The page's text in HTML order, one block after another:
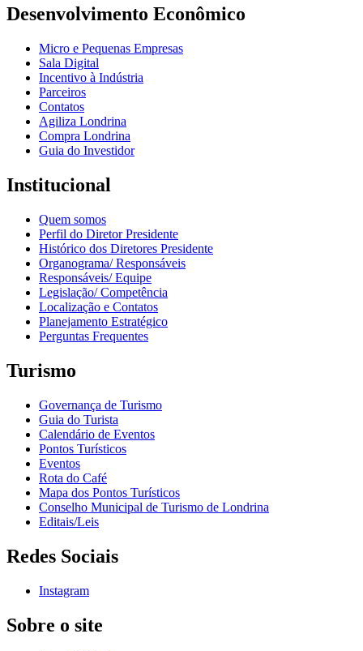
Desenvolvimento Econômico
Micro e Pequenas Empresas
Sala Digital
Incentivo à Indústria
Parceiros
Contatos
Agiliza Londrina
Compra Londrina
Guia do Investidor
Institucional
Quem somos
Perfil do Diretor Presidente
Histórico dos Diretores Presidente
Organograma/ Responsáveis
Responsáveis/ Equipe
Legislação/ Competência
Localização e Contatos
Planejamento Estratégico
Perguntas Frequentes
Turismo
Governança de Turismo
Guia do Turista
Calendário de Eventos
Pontos Turísticos
Eventos
Rota do Café
Mapa dos Pontos Turísticos
Conselho Municipal de Turismo de Londrina
Editais/Leis
Redes Sociais
Instagram
Sobre o site